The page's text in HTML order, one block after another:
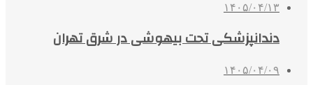
۱۴۰۵/۰۴/۱۳
دندانپزشکی تحت بیهوشی در شرق تهران
۱۴۰۵/۰۴/۰۹